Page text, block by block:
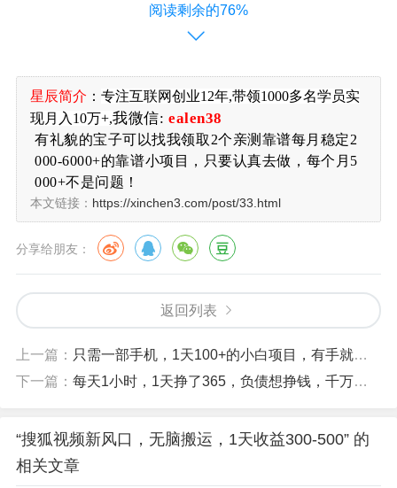
不仅没有什么门槛，同时对内容的要求没有那么
高，只要堆量，收益一定会起来的。
因此，做搜狐视频，一个非常重要的优势就是：平台
刚刚开放，目前需要大量的内容填充，无所谓你是搬
运还是原创，只要给它贡献内容，没有功劳也有苦
劳，但凡靠互联网吃到过肉的人都知道，任何一个平
台，刚开始的时候，锅里有充足的肉，如果太过于犹
豫，到时候门槛不断提升，恐怕连口热面汤都喝不上
阅读剩余的76%
星辰简介 ： 专注互联网创业12年,带领1000多名学员实
现月入10万+,我微信: ealen38
有礼貌的宝子可以找我领取2个亲测靠谱每月稳定2
000-6000+的靠谱小项目，只要认真去做，每个月5
000+不是问题！
本文链接： https://xinchen3.com/post/33.html
分享给朋友：
返回列表
上一篇： 只需一部手机，1天100+的小白项目，有手就能做
下一篇： 每天1小时，1天挣了365，负债想挣钱，千万别做韭菜
“搜狐视频新风口，无脑搬运，1天收益300-500” 的
相关文章